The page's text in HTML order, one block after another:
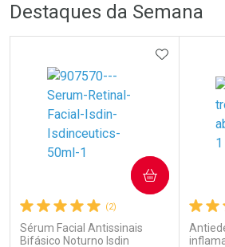
Laboratório
Comprar sem Desconto
Por R$ 29,30/cada
Por Menos
Comprar sem Desconto
Por R$ 29,30/cada
Destaques da Semana
(2)
Sérum Facial Antissinais
Bifásico Noturno Isdin
COMPRAR